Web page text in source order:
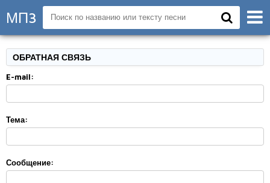
МП3
ОБРАТНАЯ СВЯЗЬ
E-mail:
Тема:
Сообщение: